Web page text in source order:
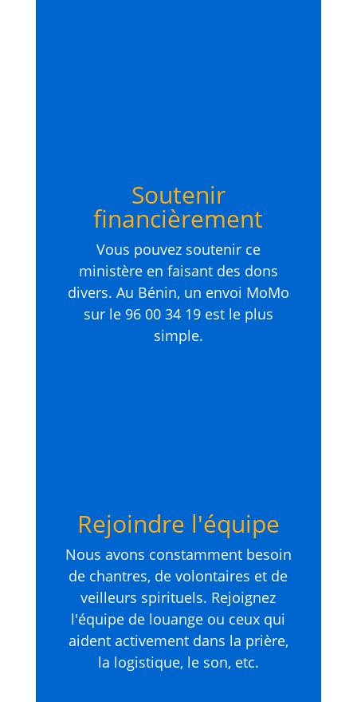
Soutenir
financièrement
Vous pouvez soutenir ce
ministère en faisant des dons
divers. Au Bénin, un envoi MoMo
sur le 96 00 34 19 est le plus
simple.
Rejoindre l'équipe
Nous avons constamment besoin
de chantres, de volontaires et de
veilleurs spirituels. Rejoignez
l'équipe de louange ou ceux qui
aident activement dans la prière,
la logistique, le son, etc.